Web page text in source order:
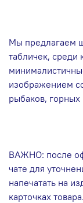
Мы предлагаем
табличек, среди
изображением
рыбаков,
ВАЖНО: после
чате для
напечатать на
карточках товара.